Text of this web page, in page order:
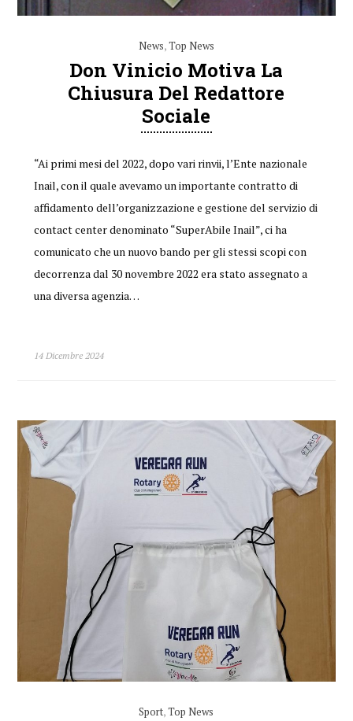
News,Top News
Don Vinicio Motiva La
Chiusura Del Redattore
Sociale
“Ai primi mesi del 2022, dopo vari rinvii, l’Ente nazionale
Inail, con il quale avevamo un importante contratto di
affidamento dell’organizzazione e gestione del servizio di
contact center denominato “SuperAbile Inail”, ci ha
comunicato che un nuovo bando per gli stessi scopi con
decorrenza dal 30 novembre 2022 era stato assegnato a
una diversa agenzia…
14 Dicembre 2024
Sport,Top News